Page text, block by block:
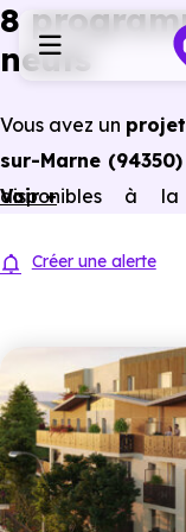
Actualités
Ressources
Financer
8
neufs
Vous avez un
sur-Marne (94350)
disponibles à
prix promoteuret
à Villiers-sur-
bénéficier des
dans certains
performances
Voir +
Créer une alerte